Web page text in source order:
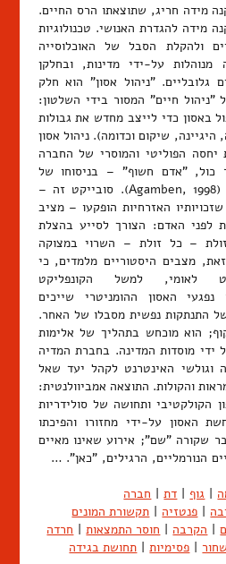
מידה חריג, שתוצאתו הרס החיים.
מידה להגדרת האנושי. טכנולוגיות
ולהקלת הסבל של האוכלוסייה
על-ידי מדינות, ובחלקן
גלובליים. "ניהול אסון" הוא חלק
חיים" המסור בידי השלטון:
באסון כדי לייצב מחדש את גבולות
שיקום וכדומה). ניהול אסון
הפוליטי והמוסרי של החברה
כול, "אדם חשוף" – בניסוחו של
ההיסטוריון ג'ורג'יו אגמבן (Agamben, 1998). סובייקט זה –
האזרחיות הופקעו – מציב
לפני האדם: הצורך לסייע בהצלת
– כל זולת – השרוי במצוקה
יחד עם זאת, מצבים היסטוריים מלמדים, כי
לאומי, למשל הקונפליקט
האסון ההומניטרי שייכים
התנתקות נפשית מסבלו של האחר.
הוא מוכחש בתהליך של אלימות
ידי מוסדות המדינה. בחברת המדיה
וגולשי האינטרנט לקהל יעד שאל
והקולות. התוצאה אמביוולנטית:
הקולקטיבי ותחושה של סולידריות
האסון על-ידי מחזורו והפיכתו
שקורה "שם"; אירוע שאינו מאיים
הנורמליים, הרגילים, "כאן". …
| גוף | דת | חברה
| פנטזיה | תקשורת המונים
| הקרבה | חוסר התמצאות | חרדה
| פסימיות | תחושת בגידה